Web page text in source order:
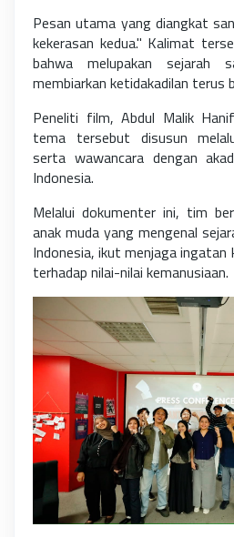
Pesan utama yang diangkat
kekerasan kedua." Kalimat
bahwa melupakan sejarah
membiarkan ketidakadilan terus
Peneliti film, Abdul Malik
tema tersebut disusun
serta wawancara dengan
Indonesia.
Melalui dokumenter ini, tim
anak muda yang mengenal
Indonesia, ikut menjaga ingatan
terhadap nilai-nilai kemanusiaan.